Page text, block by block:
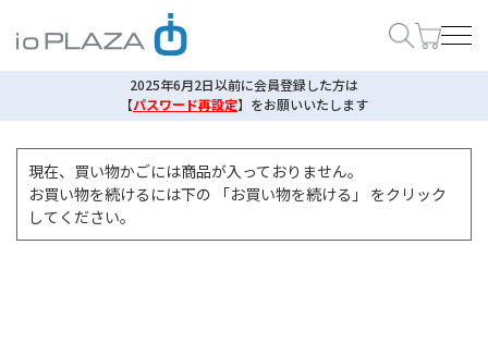
2025年6月2日以前に会員登録した方は
【パスワード再設定】 をお願いいたします
現在、買い物かごには商品が入っておりません。
お買い物を続けるには下の 「お買い物を続ける」 をクリック
してください。